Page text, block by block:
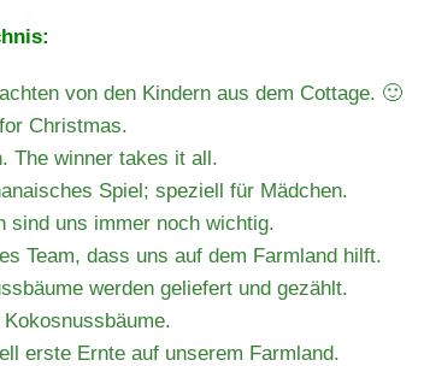
von den Kindern aus dem Cottage. 🙂
Christmas.
The winner takes it all.
Spiel; speziell für Mädchen.
sind uns immer noch wichtig.
Team, dass uns auf dem Farmland hilft.
werden geliefert und gezählt.
erste Ernte auf unserem Farmland.